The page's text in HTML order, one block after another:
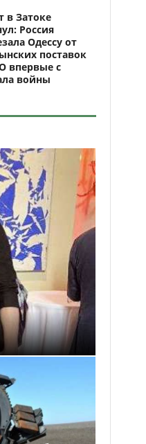
в Затоке
Россия
Одессу от
поставок
впервые с
войны